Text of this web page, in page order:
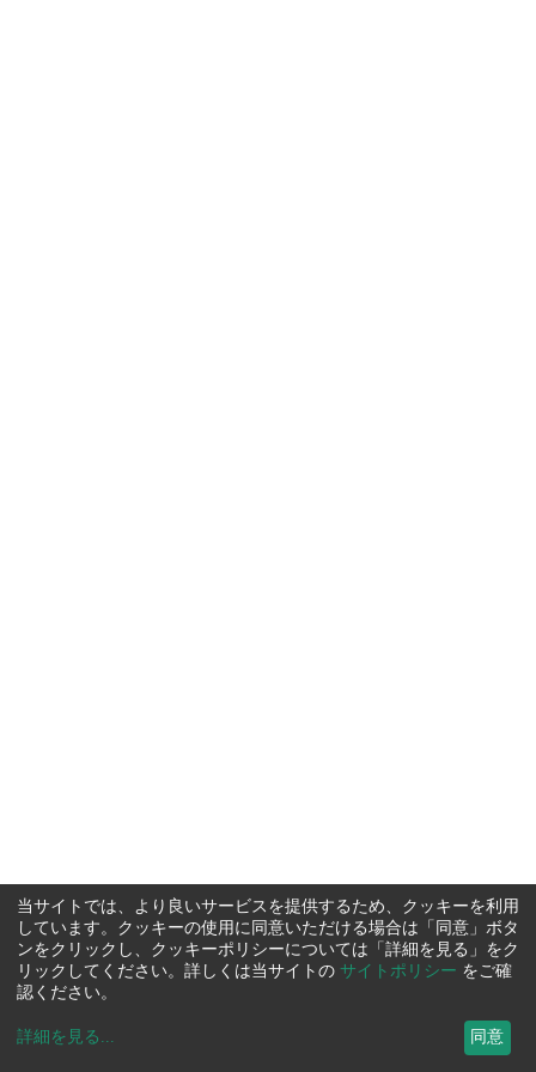
当サイトでは、より良いサービスを提供するため、クッキーを利用
しています。クッキーの使用に同意いただける場合は「同意」ボタ
ンをクリックし、クッキーポリシーについては「詳細を見る」をク
リックしてください。詳しくは当サイトの サイトポリシー をご確
認ください。
詳細を見る ... 同意